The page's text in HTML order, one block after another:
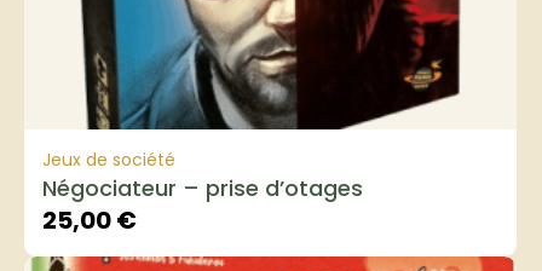
Jeux de société
Négociateur – prise d’otages
25,00€